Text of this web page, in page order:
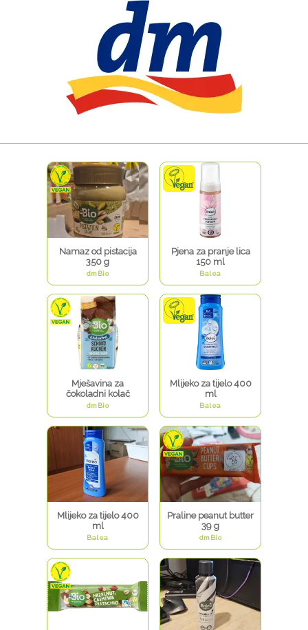
Namaz od pistacija
350 g
dmBio
Pjena za pranje lica
150 ml
Balea
Mješavina za
čokoladni kolač
dmBio
Mlijeko za tijelo 400
ml
Balea
Mlijeko za tijelo 400
ml
Balea
Praline peanut butter
39 g
dmBio